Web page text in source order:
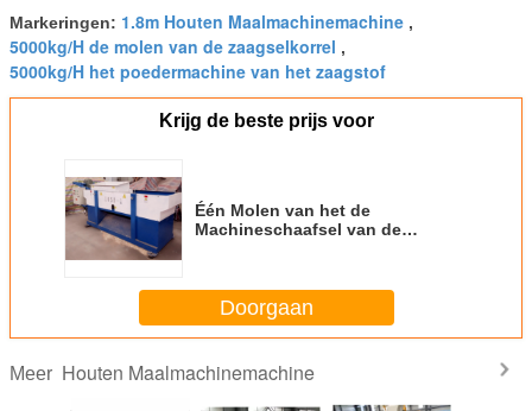
Markeringen: 1.8m Houten Maalmachinemachine ,
5000kg/H de molen van de zaagselkorrel ,
5000kg/H het poedermachine van het zaagstof
Krijg de beste prijs voor
Één Molen van het de
Machineschaafsel van de
Doorgaan
Meer Houten Maalmachinemachine